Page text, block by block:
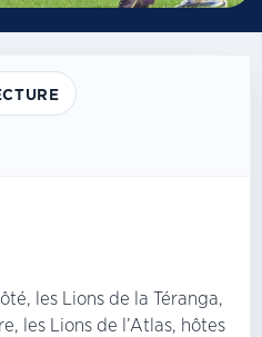
les Lions de la Téranga,
les Lions de l’Atlas, hôtes